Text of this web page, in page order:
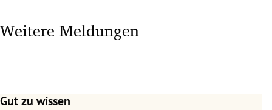
Weitere Meldungen
Gut zu wissen
Slide 1 von 7